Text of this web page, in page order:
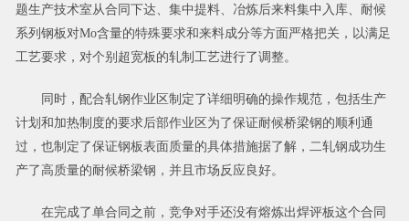
题生产技术室从合同下达、集中提料、冶炼后来料集中入库、耐候
系列钢板对Mo含量的特殊要求和来料成分等方面严格把关，以满足
工艺要求，对个别超宽板的轧制工艺进行了调整。
同时，配合轧钢作业区制定了详细明确的操作规范，包括生产
计划和加热制度的要求后部作业区为了保证耐候桥梁钢的顺利通
过，也制定了保证钢板表面质量的具体措施据了解，二轧钢成功生
产了高质量的耐候桥梁钢，并且市场反应良好。
在完成了单合同之前，竞争对手还没有熔炼出焊评板这个合同